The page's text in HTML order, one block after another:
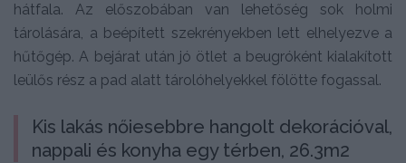
hátfala. Az előszobában van lehetőség sok holmi
tárolására, a beépített szekrényekben lett elhelyezve a
hűtőgép. A bejárat után jó ötlet a beugróként kialakított
leülős rész a pad alatt tárolóhelyekkel fölötte fogassal.
Kis lakás nőiesebbre hangolt dekorációval,
nappali és konyha egy térben, 26.3m2